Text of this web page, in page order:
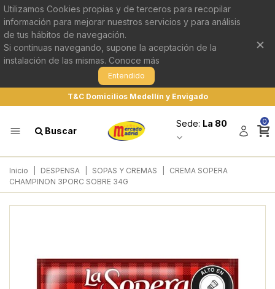
Utilizamos Cookies propias y de terceros para recopilar
información para mejorar nuestros servicios y para análisis
de tus hábitos de navegación.
Si continuas navegando, supone la aceptación de la
instalación de las mismas. Conoce más
Entendido
×
T&C Domicilios Medellín y Envigado
Buscar
Sede: La 80 0
Inicio DESPENSA SOPAS Y CREMAS
CREMA SOPERA
CHAMPINON 3PORC SOBRE 34G